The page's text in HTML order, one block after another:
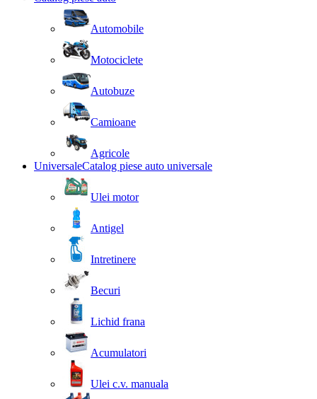
Automobile
Motociclete
Autobuze
Camioane
Agricole
UniversaleCatalog piese auto universale
Ulei motor
Antigel
Intretinere
Becuri
Lichid frana
Acumulatori
Ulei c.v. manuala